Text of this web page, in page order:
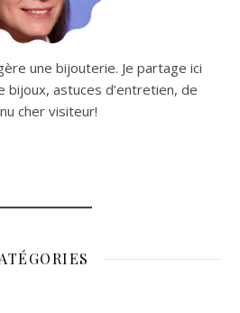
une bijouterie. Je partage ici
bijoux, astuces d’entretien, de
cher visiteur!